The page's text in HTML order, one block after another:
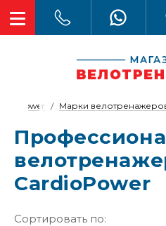
Марки
CardioPower
Сортировать по: